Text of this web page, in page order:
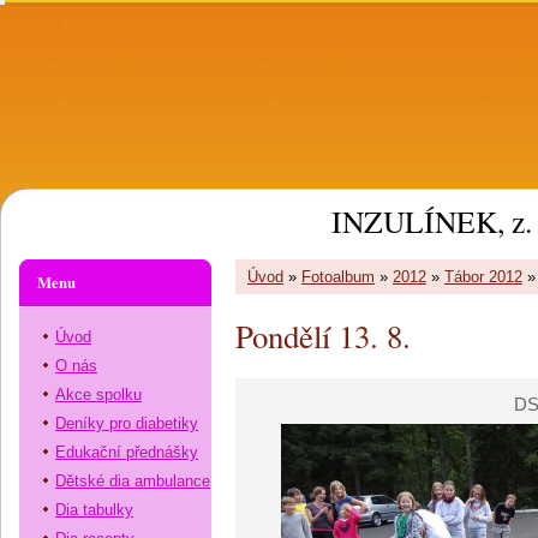
INZULÍNEK, z.
Úvod » Fotoalbum » 2012 » Tábor 2012
Pondělí 13. 8.
Menu
Úvod
O nás
Akce spolku
Deníky pro diabetiky
Edukační přednášky
Dětské dia ambulance
Dia tabulky